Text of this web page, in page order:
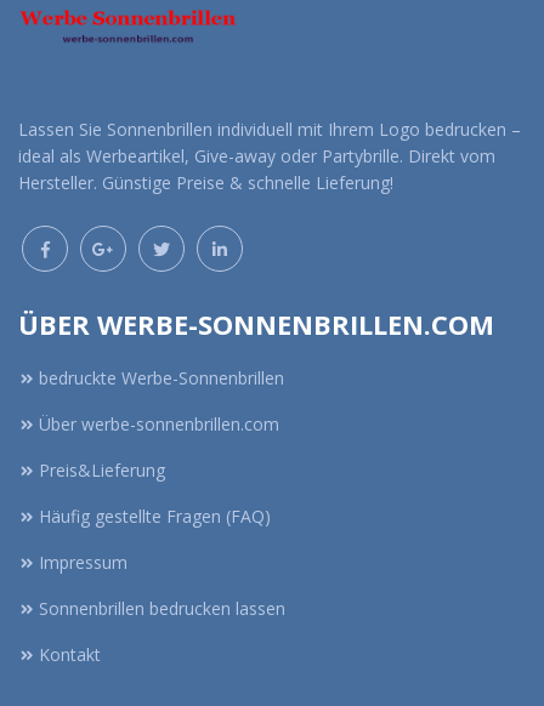
Lassen Sie Sonnenbrillen individuell mit Ihrem Logo bedrucken –
ideal als Werbeartikel, Give-away oder Partybrille. Direkt vom
Hersteller. Günstige Preise & schnelle Lieferung!
ÜBER WERBE-SONNENBRILLEN.COM
bedruckte Werbe-Sonnenbrillen
Über werbe-sonnenbrillen.com
Preis&Lieferung
Häufig gestellte Fragen (FAQ)
Impressum
Sonnenbrillen bedrucken lassen
Kontakt